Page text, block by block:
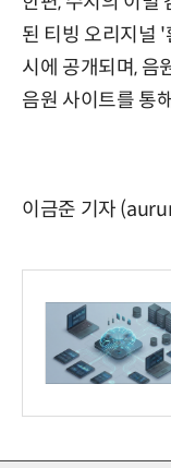
된 티빙 오리지널
시에 공개되며, 음
음원 사이트를 통
이금준 기자